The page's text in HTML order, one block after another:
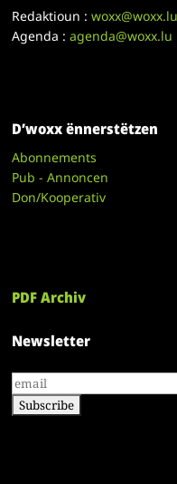
Redaktioun :woxx@woxx.lu
Agenda :agenda@woxx.lu
D’woxx ënnerstëtzen
Abonnements
Pub - Annoncen
Don/Kooperativ
PDF Archiv
Newsletter